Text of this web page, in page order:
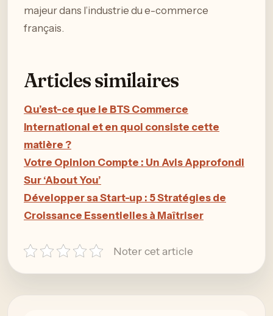
majeur dans l’industrie du e-commerce
français.
Articles similaires
Qu’est-ce que le BTS Commerce
International et en quoi consiste cette
matière ?
Votre Opinion Compte : Un Avis Approfondi
Sur ‘About You’
Développer sa Start-up : 5 Stratégies de
Croissance Essentielles à Maîtriser
Noter cet article